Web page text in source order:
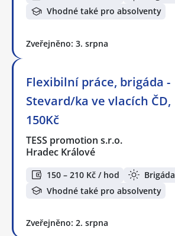
Vhodné také pro absolventy
Zveřejněno: 3. srpna
Flexibilní práce, brigáda -
Stevard/ka ve vlacích ČD,
150Kč
TESS promotion s.r.o.
Hradec Králové
150 – 210 Kč / hod
Brigáda
Vhodné také pro absolventy
Zveřejněno: 2. srpna